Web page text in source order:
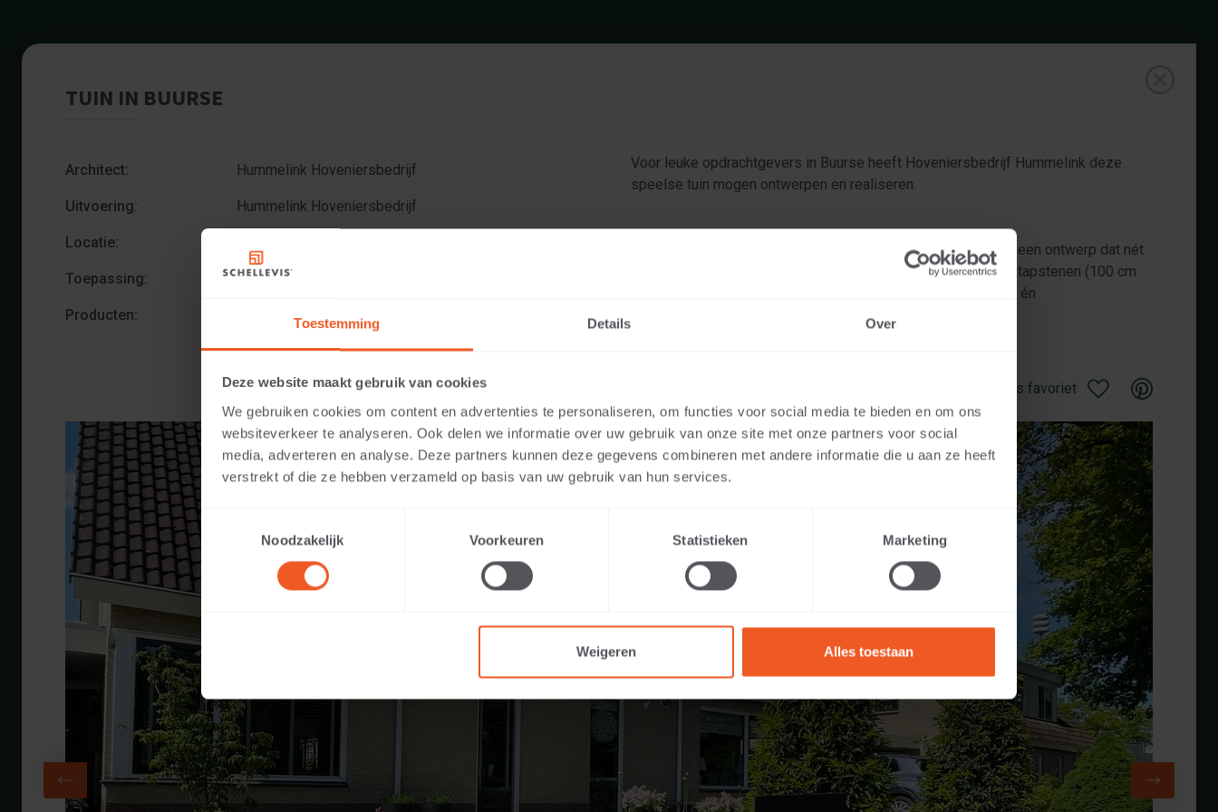
Toestemming Details Over
Deze website maakt gebruik van cookies
We gebruiken cookies om content en advertenties te personaliseren, om functies voor social media te bieden en om ons
websiteverkeer te analyseren. Ook delen we informatie over uw gebruik van onze site met onze partners voor social
media, adverteren en analyse. Deze partners kunnen deze gegevens combineren met andere informatie die u aan ze heeft
verstrekt of die ze hebben verzameld op basis van uw gebruik van hun services.
Noodzakelijk
Voorkeuren Statistieken Marketing
Weigeren Alles toestaan
TUIN IN BUURSE
Architect: Hummelink Hoveniersbedrijf
Uitvoering: Hummelink Hoveniersbedrijf
Locatie:
Toepassing: Tuin
Producten:
Ronde tegel 100x8 Grijs
Ronde tegel 80x7 Grijs
Voor leuke opdrachtgevers in Buurse heeft Hoveniersbedrijf Hummelink deze
speelse tuin mogen ontwerpen en realiseren.
Onder het motto: keer wat anders gingen we aan de slag met een ontwerp dat nét
Met organische vormen, ronde stapstenen (100 cm
en 80 cm) en mooie stalen bakken is het een kleurrijk, speels én
onderhoudsvriendelijk geheel geworden.
Opslaan als favoriet